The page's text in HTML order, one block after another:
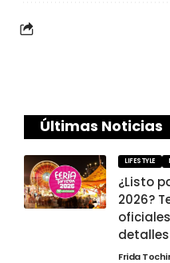
Últimas Noticias
LIFESTYLE
¿Listo
2026?
detalles
Frida